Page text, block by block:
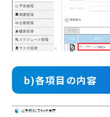
b)各項目の内容